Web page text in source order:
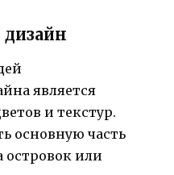
является
и текстур.
основную часть
островок или